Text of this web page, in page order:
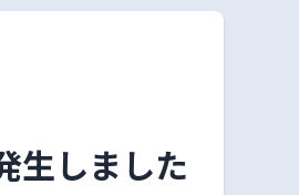
生しました